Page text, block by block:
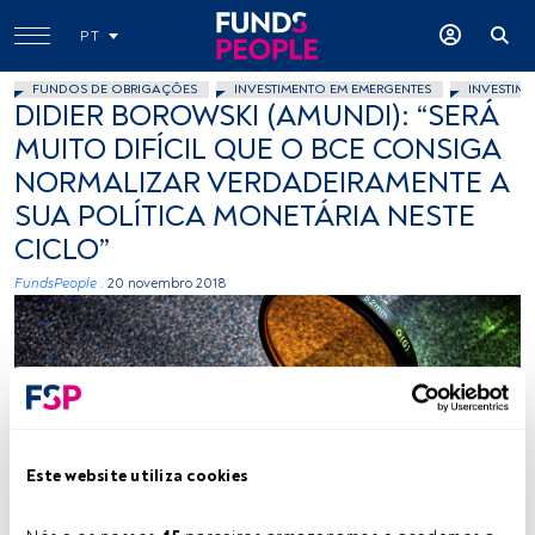
Este website utiliza cookies
PT
FUNDOS DE OBRIGAÇÕES INVESTIMENTO EM EMERGENTES
DIDIER BOROWSKI (AMUNDI): “SERÁ
MUITO DIFÍCIL QUE O BCE CONSIGA
NORMALIZAR VERDADEIRAMENTE A
SUA POLÍTICA MONETÁRIA NESTE
CICLO”
FundsPeople . 20 novembro 2018